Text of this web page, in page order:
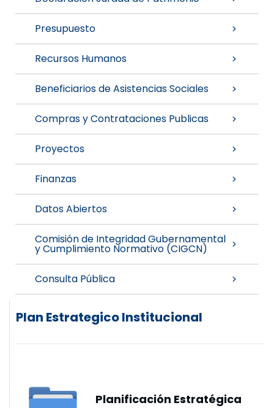
Presupuesto
Recursos Humanos
Beneficiarios de Asistencias Sociales
Compras y Contrataciones Publicas
Proyectos
Finanzas
Datos Abiertos
Comisión de Integridad Gubernamental
y Cumplimiento Normativo (CIGCN)
Consulta Pública
Plan Estrategico Institucional
Planificación Estratégica